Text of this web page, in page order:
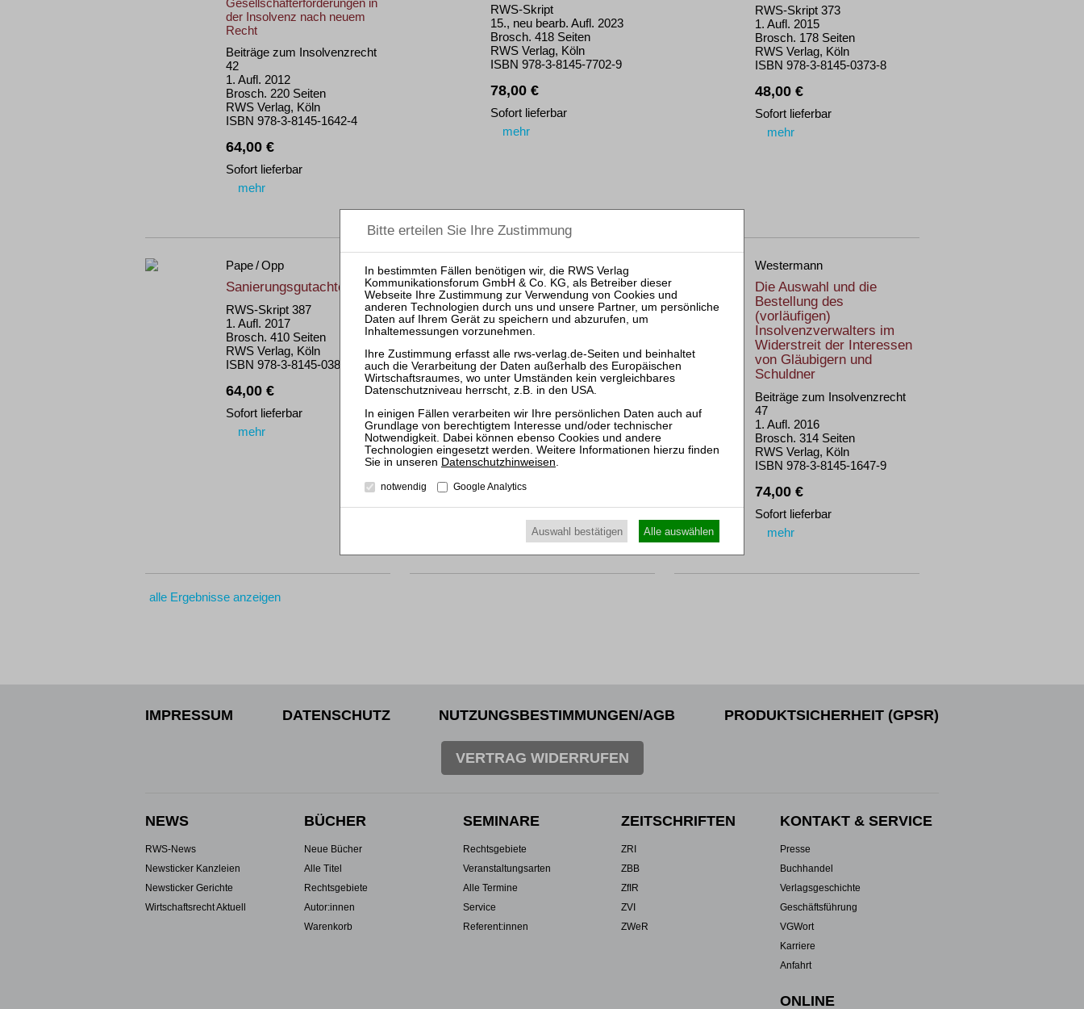
Gesellschafterforderungen in
der Insolvenz nach neuem
Recht
Beiträge zum Insolvenzrecht
42
1. Aufl. 2012
Brosch. 220 Seiten
RWS Verlag, Köln
ISBN 978-3-8145-1642-4
64,00 €
Sofort lieferbar
mehr
RWS-Skript
15., neu bearb. Aufl. 2023
Brosch. 418 Seiten
RWS Verlag, Köln
ISBN 978-3-8145-7702-9
78,00 €
Sofort lieferbar
mehr
RWS-Skript 373
1. Aufl. 2015
Brosch. 178 Seiten
RWS Verlag, Köln
ISBN 978-3-8145-0373-8
48,00 €
Sofort lieferbar
mehr
Pape / Opp
Sanierungsgutachten
RWS-Skript 387
1. Aufl. 2017
Brosch. 410 Seiten
RWS Verlag, Köln
ISBN 978-3-8145-0387-5
64,00 €
Sofort lieferbar
mehr
d'Avoine / Hamacher
Krypto-Assets in Krise und
Insolvenz
RWS-Skript 398
1. Aufl. 2023
Brosch. 118 Seiten
RWS Verlag, Köln
ISBN 978-3-8145-0398-1
34,00 €
Sofort lieferbar
mehr
Westermann
Die Auswahl und die
Bestellung des
(vorläufigen)
Insolvenzverwalters im
Widerstreit der Interessen
von Gläubigern und
Schuldner
Beiträge zum Insolvenzrecht
47
1. Aufl. 2016
Brosch. 314 Seiten
RWS Verlag, Köln
ISBN 978-3-8145-1647-9
74,00 €
Sofort lieferbar
mehr
alle Ergebnisse anzeigen
IMPRESSUM DATENSCHUTZ NUTZUNGSBESTIMMUNGEN/AGB PRODUKTSICHERHEIT (GPSR)
VERTRAG WIDERRUFEN
NEWS
RWS-News
Newsticker Kanzleien
Newsticker Gerichte
Wirtschaftsrecht Aktuell
BÜCHER
Neue Bücher
Alle Titel
Rechtsgebiete
Autor:innen
Warenkorb
SEMINARE
Rechtsgebiete
Veranstaltungsarten
Alle Termine
Service
Referent:innen
ZEITSCHRIFTEN
ZRI
ZBB
ZfIR
ZVI
ZWeR
KONTAKT & SERVICE
Presse
Buchhandel
Verlagsgeschichte
Geschäftsführung
VGWort
Karriere
Anfahrt
ONLINE
Datenschutzhinweisen
notwendig Google Analytics
Auswahl bestätigen Alle auswählen